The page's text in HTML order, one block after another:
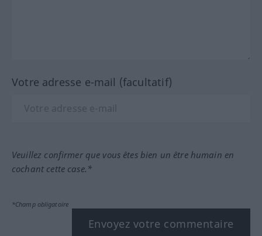
Votre adresse e-mail (facultatif)
Veuillez confirmer que vous êtes bien un être humain en
cochant cette case.*
*Champ obligatoire
Envoyez votre commentaire